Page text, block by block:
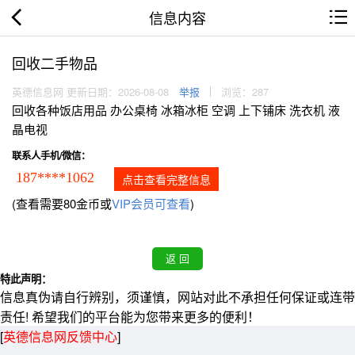
信息内容
回收二手物品
英德信息网 更新日期：2026-08-08 举报 浏览：287
回收各种饭店用品 办公桌椅 冰箱冰柜 空调 上下铺床 洗衣机 液
晶电视
联系人手机/微信：
187****1062 点击查看完整信息
(查看需要80金币或VIP会员可查看)
特此声明：
信息真伪请自行辨别，须谨慎，网站对此不承担任何保证或连带
责任! 希望我们的平台能为您带来更多的便利！
[英德信息网反馈中心]